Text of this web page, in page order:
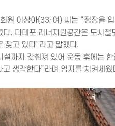
원 이상아(33·여) 씨는 “정장을
다. 다대포 러너지원공간은 도시
찾고 있다”라고 말했다.
설까지 갖춰져 있어 운동 후에는
고 생각한다”라며 엄지를 치켜세웠